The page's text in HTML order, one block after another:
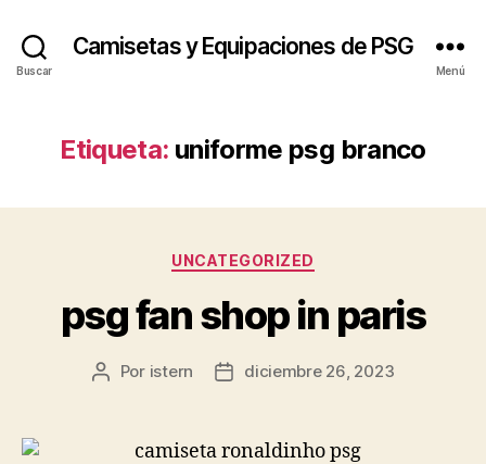
Buscar
Camisetas y Equipaciones de PSG
Menú
Etiqueta: uniforme psg branco
Categorías
UNCATEGORIZED
psg fan shop in paris
Autor
entrada
Por istern
Fecha
entrada
diciembre 26, 2023